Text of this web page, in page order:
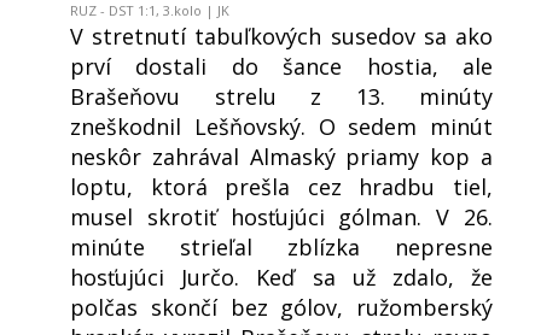
RUZ - DST 1:1, 3.kolo | JK
V stretnutí tabuľkových susedov sa ako
prví dostali do šance hostia, ale
Brašeňovu strelu z 13. minúty
zneškodnil Lešňovský. O sedem minút
neskôr zahrával Almaský priamy kop a
loptu, ktorá prešla cez hradbu tiel,
musel skrotiť hosťujúci gólman. V 26.
minúte strieľal zblízka nepresne
hosťujúci Jurčo. Keď sa už zdalo, že
polčas skončí bez gólov, ružomberský